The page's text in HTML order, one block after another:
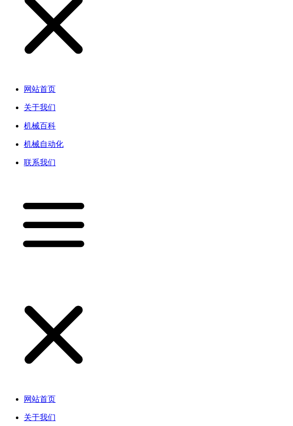
网站首页
关于我们
机械百科
机械自动化
联系我们
网站首页
关于我们